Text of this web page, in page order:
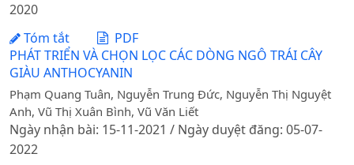
2020
Tóm tắt
PDF
PHÁT TRIỂN VÀ CHỌN LỌC CÁC DÒNG NGÔ TRÁI CÂY
GIÀU ANTHOCYANIN
Phạm Quang Tuân, Nguyễn Trung Đức, Nguyễn Thị Nguyệt
Anh, Vũ Thị Xuân Bình, Vũ Văn Liết
Ngày nhận bài: 15-11-2021 / Ngày duyệt đăng: 05-07-
2022